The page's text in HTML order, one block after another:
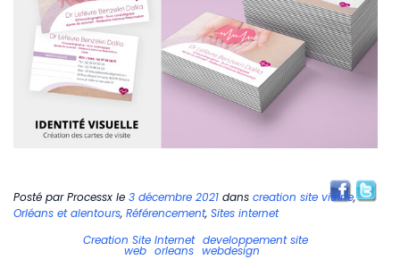
Posté parProcessx le 3 décembre 2021 dans creation site vitrine,
Orléans et alentours, Référencement, Sites internet
Creation Site Internet developpement site
web orleans webdesign